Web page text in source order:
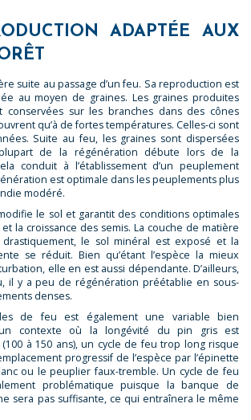
ADAPTÉE AUX
suite au passage d’un feu. Sa reproduction est
au moyen de graines. Les graines produites
conservées sur les branches dans des cônes
qu’à de fortes températures. Celles-ci sont
Suite au feu, les graines sont dispersées
de la régénération débute lors de la
conduit à l’établissement d’un peuplement
est optimale dans les peuplements plus
modéré.
le sol et garantit des conditions optimales
la croissance des semis. La couche de matière
le sol minéral est exposé et la
se réduit. Bien qu’étant l’espèce la mieux
elle en est aussi dépendante. D’ailleurs,
il y a peu de régénération préétablie en sous-
denses.
de feu est également une variable bien
contexte où la longévité du pin gris est
à 150 ans), un cycle de feu trop long risque
progressif de l’espèce par l’épinette
ou le peuplier faux-tremble. Un cycle de feu
problématique puisque la banque de
sera pas suffisante, ce qui entraînera le même